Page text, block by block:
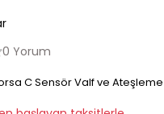
0 Yorum
C Sensör Valf ve Ateşleme